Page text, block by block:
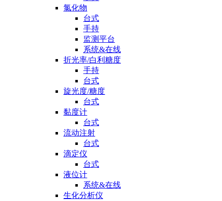
氯化物
台式
手持
监测平台
系统&在线
折光率/白利糖度
手持
台式
旋光度/糖度
台式
黏度计
台式
流动注射
台式
滴定仪
台式
液位计
系统&在线
生化分析仪